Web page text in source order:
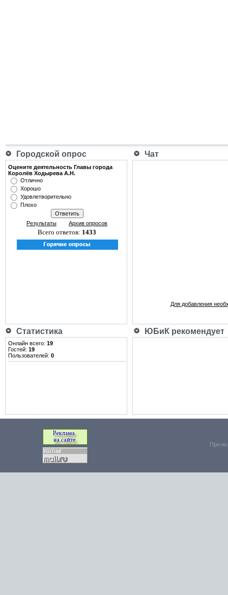
Городской опрос Чат
Оцените деятельность Главы города
Королёв Ходырева А.Н.
Отлично
Хорошо
Удовлетворительно
Плохо
Результаты Архив опросов
Всего ответов: 1433
Для добавления
Статистика ЮБиК рекомендует
Онлайн всего: 19
Гостей: 19
Пользователей: 0
При